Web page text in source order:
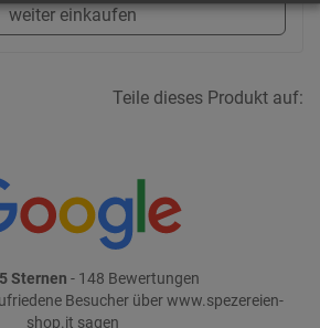
weiter einkaufen
Teile dieses Produkt auf:
Sternen - 148 Bewertungen
Besucher über www.spezereien-
shop.it sagen